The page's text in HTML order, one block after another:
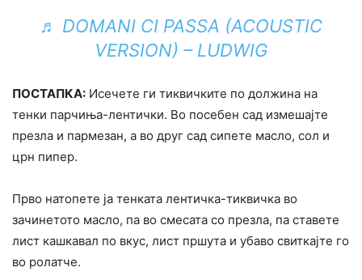
♬ DOMANI CI PASSA (ACOUSTIC
VERSION) – LUDWIG
ПОСТАПКА: Исечете ги тиквичките по должина на
тенки парчиња-лентички. Во посебен сад измешајте
презла и пармезан, а во друг сад сипете масло, сол и
црн пипер.
Прво натопете ја тенката лентичка-тиквичка во
зачинетото масло, па во смесата со презла, па ставете
лист кашкавал по вкус, лист пршута и убаво свиткајте го
во ролатче.